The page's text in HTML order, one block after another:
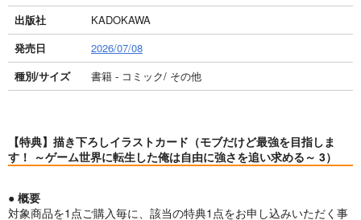
出版社
KADOKAWA
発売日
2026/07/08
種別/サイズ
書籍 - コミック/ その他
【特典】描き下ろしイラストカード（モブだけど最強を目指しま
す！ ～ゲーム世界に転生した俺は自由に強さを追い求める～ 3）
● 概要
対象商品を1点ご購入毎に、該当の特典1点をお申し込みいただく事